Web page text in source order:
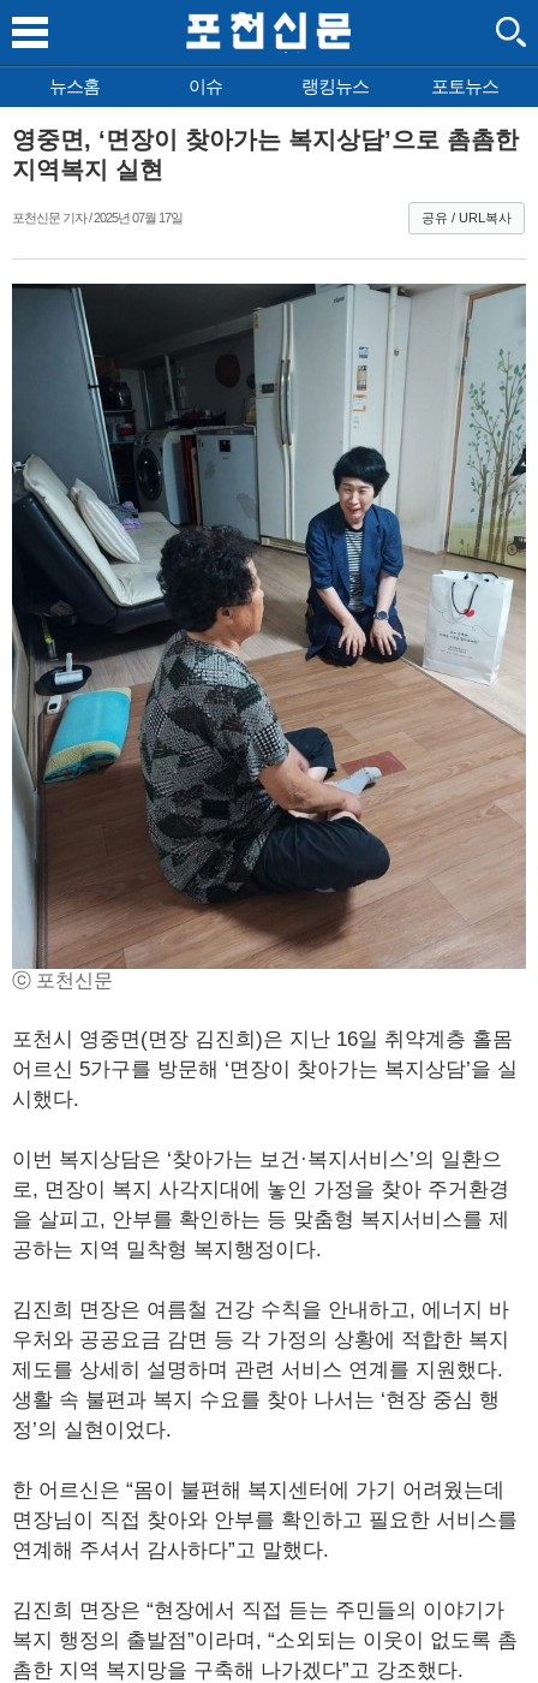
뉴스홈 이슈 랭킹뉴스 포토뉴스
영중면, ‘면장이 찾아가는 복지상담’으로 촘촘한
지역복지 실현
포천신문 기자 / 2025년 07월 17일 공유 / URL복사
ⓒ 포천신문
포천시 영중면(면장 김진희)은 지난 16일 취약계층 홀몸
어르신 5가구를 방문해 ‘면장이 찾아가는 복지상담’을 실
시했다.
이번 복지상담은 ‘찾아가는 보건·복지서비스’의 일환으
로, 면장이 복지 사각지대에 놓인 가정을 찾아 주거환경
을 살피고, 안부를 확인하는 등 맞춤형 복지서비스를 제
공하는 지역 밀착형 복지행정이다.
김진희 면장은 여름철 건강 수칙을 안내하고, 에너지 바
우처와 공공요금 감면 등 각 가정의 상황에 적합한 복지
제도를 상세히 설명하며 관련 서비스 연계를 지원했다.
생활 속 불편과 복지 수요를 찾아 나서는 ‘현장 중심 행
정’의 실현이었다.
한 어르신은 “몸이 불편해 복지센터에 가기 어려웠는데
면장님이 직접 찾아와 안부를 확인하고 필요한 서비스를
연계해 주셔서 감사하다”고 말했다.
김진희 면장은 “현장에서 직접 듣는 주민들의 이야기가
복지 행정의 출발점”이라며, “소외되는 이웃이 없도록 촘
촘한 지역 복지망을 구축해 나가겠다”고 강조했다.